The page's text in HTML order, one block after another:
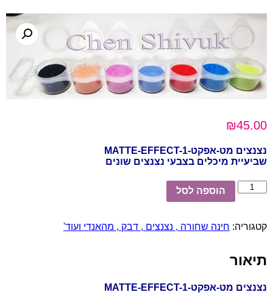
₪45.00
נצנצים מט-אפקט-MATTE-EFFECT-1
שביעיית מיכלים בצבעי נצנצים שונים
כמות
של
MATTE-
הוספה לסל
קטגוריה: חינה שחורה , נצנצים , דבק , מהאנדי ועוד'
תיאור
נצנצים מט-אפקט-MATTE-EFFECT-1